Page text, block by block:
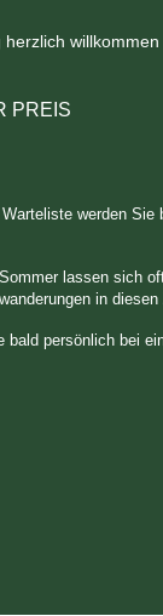
PREIS
werden
lassen sich
in
persönlich bei